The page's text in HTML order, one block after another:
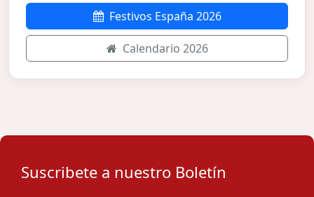
Festivos España 2026
Calendario 2026
Suscribete a nuestro Boletín